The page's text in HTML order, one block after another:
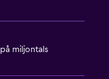
miljontals